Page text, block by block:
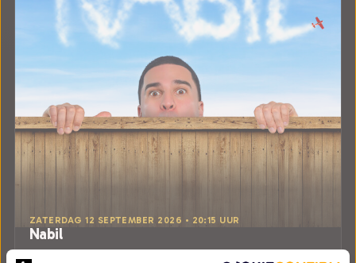
ZATERDAG 12 SEPTEMBER 2026 • 20:15 UUR
Nabil
Daar is hij weer!